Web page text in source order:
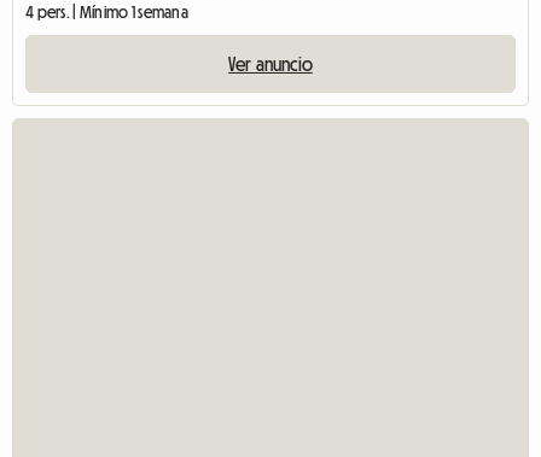
4 pers. | Mínimo 1 semana
Ver anuncio